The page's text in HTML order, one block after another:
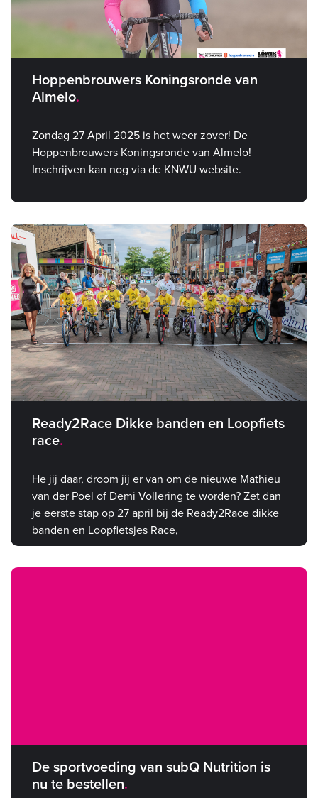
Hoppenbrouwers Koningsronde van
Almelo
Zondag 27 April 2025 is het weer zover! De
Hoppenbrouwers Koningsronde van Almelo!
Inschrijven kan nog via de KNWU website.
Ready2Race Dikke banden en Loopfiets
race
He jij daar, droom jij er van om de nieuwe Mathieu
van der Poel of Demi Vollering te worden? Zet dan
je eerste stap op 27 april bij de Ready2Race dikke
banden en Loopfietsjes Race,
De sportvoeding van subQ Nutrition is
nu te bestellen